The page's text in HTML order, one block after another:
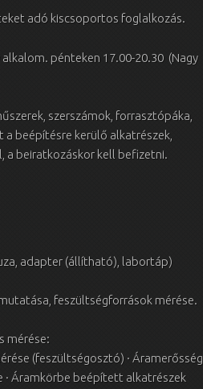
adó kiscsoportos foglalkozás.
pénteken 17.00-20.30 (Nagy
szerszámok, forrasztópáka,
beépítésre kerülő alkatrészek,
a beiratkozáskor kell befizetni.
adapter (állítható), labortáp)
feszültségforrások mérése.
mérése:
(feszültségosztó) · Áramerősség
· Áramkörbe beépített alkatrészek